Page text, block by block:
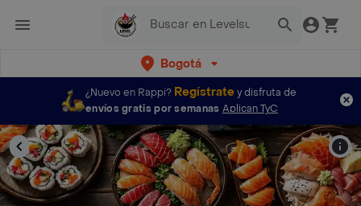
Bogotá
¿Nuevo en Rappi? Regístratey disfruta de
envíos gratis por semanas Aplican TyC